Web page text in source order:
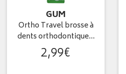
GUM
Ortho Travel brosse à
dents orthodontique…
2,99€